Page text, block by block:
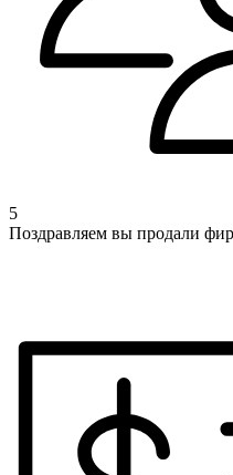
5
Поздравляем вы продали